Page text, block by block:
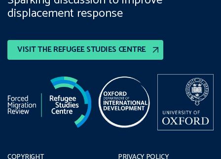
VISIT THE REFUGEE STUDIES CENTRE
displacement response